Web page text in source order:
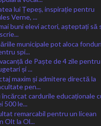
lui Țepeș, inspirație pentru
Verne, ...
buni elevi actori, așteptați să
municipale pot aloca
spi...
de Paște de 4 zile pentru
și ...
maxim și admitere directă la
pen...
încărcat cardurile educaționale
500 le...
remarcabil pentru un licean
Olt la Ol...